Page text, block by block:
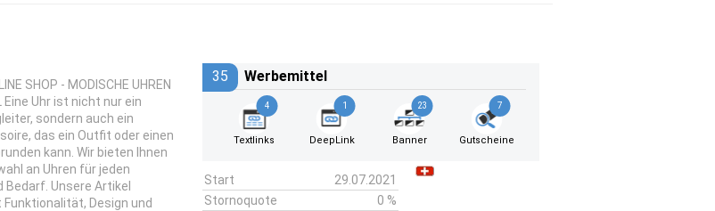
SHOP - MODISCHE UHREN
Eine Uhr ist nicht nur ein
sondern auch ein
das ein Outfit oder einen
kann. Wir bieten Ihnen
an Uhren für jeden
Bedarf. Unsere Artikel
Design und
35 Werbemittel
4
Textlinks
1
DeepLink
23
Banner
7
Gutscheine
Start
29.07.2021
Stornoquote
0 %